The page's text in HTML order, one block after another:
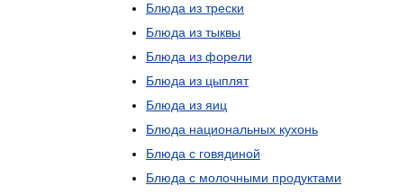
Блюда из трески
Блюда из тыквы
Блюда из форели
Блюда из цыплят
Блюда из яиц
Блюда национальных кухонь
Блюда с говядиной
Блюда с молочными продуктами